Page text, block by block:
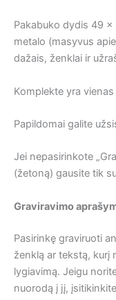
Pakabuko dydis 49
metalo (masyvus
dažais, ženklai ir
Komplekte yra
Papildomai galite
Jei nepasirinkote
(žetoną) gausite tik
Graviravimo
Pasirinkę graviruoti
ženklą ar tekstą, kurį
lygiavimą. Jeigu
nuorodą į jį,